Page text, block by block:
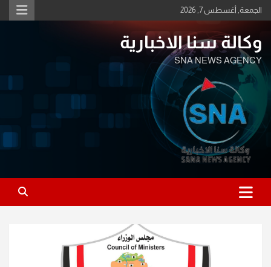
Skip
to
الجمعة, أغسطس 7, 2026
وكالة سنا الاخبارية
SNA NEWS AGENCY